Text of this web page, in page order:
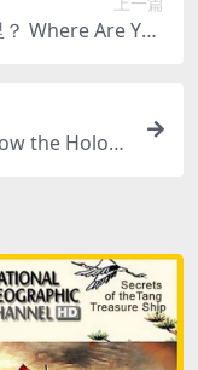
Where Are You
the Holoc